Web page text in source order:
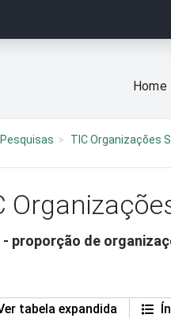
Home
Pesquisas TIC Organizações
- proporção de
tabela expandida